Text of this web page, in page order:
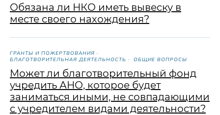
Обязана ли НКО иметь вывеску в
месте своего нахождения?
ГРАНТЫ И ПОЖЕРТВОВАНИЯ
БЛАГОТВОРИТЕЛЬНАЯ ДЕЯТЕЛЬНОСТЬ
ОБЩИЕ ВОПРОСЫ
Может ли благотворительный фонд
учредить АНО, которое будет
заниматься иными, не совпадающими
с учредителем видами деятельности?